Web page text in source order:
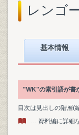
レンゴ
基本情報
"WK"の索引語が書
目次は見出しの階層(
… 資料編に詳細